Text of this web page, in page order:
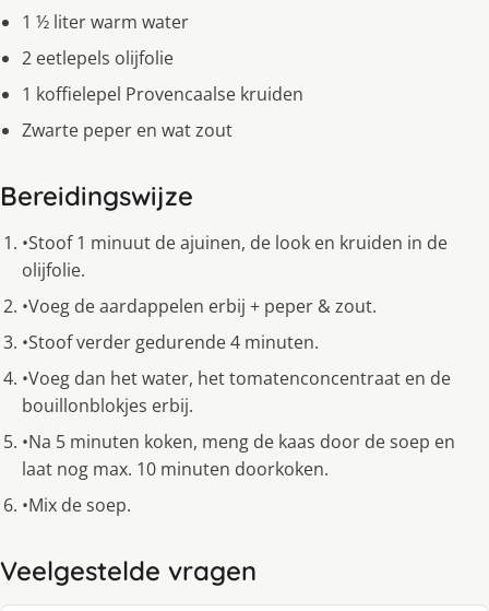
1 ½ liter warm water
2 eetlepels olijfolie
1 koffielepel Provencaalse kruiden
Zwarte peper en wat zout
Bereidingswijze
•Stoof 1 minuut de ajuinen, de look en kruiden in de
olijfolie.
•Voeg de aardappelen erbij + peper & zout.
•Stoof verder gedurende 4 minuten.
•Voeg dan het water, het tomatenconcentraat en de
bouillonblokjes erbij.
•Na 5 minuten koken, meng de kaas door de soep en
laat nog max. 10 minuten doorkoken.
•Mix de soep.
Veelgestelde vragen